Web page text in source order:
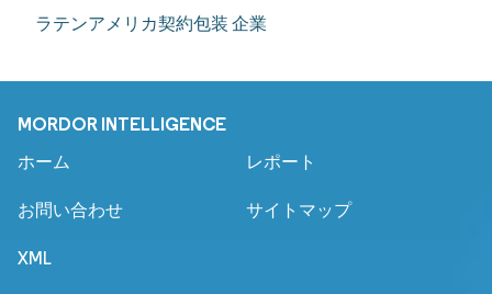
ラテンアメリカ契約包装 企業
MORDOR INTELLIGENCE
ホーム レポート
お問い合わせ サイトマップ
XML